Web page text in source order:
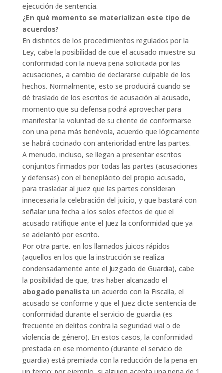
ejecución de sentencia.
¿En qué momento se materializan este tipo de
acuerdos?
En distintos de los procedimientos regulados por la
Ley, cabe la posibilidad de que el acusado muestre su
conformidad con la nueva pena solicitada por las
acusaciones, a cambio de declararse culpable de los
hechos. Normalmente, esto se producirá cuando se
dé traslado de los escritos de acusación al acusado,
momento que su defensa podrá aprovechar para
manifestar la voluntad de su cliente de conformarse
con una pena más benévola, acuerdo que lógicamente
se habrá cocinado con anterioridad entre las partes.
A menudo, incluso, se llegan a presentar escritos
conjuntos firmados por todas las partes (acusaciones
y defensas) con el beneplácito del propio acusado,
para trasladar al Juez que las partes consideran
innecesaria la celebración del juicio, y que bastará con
señalar una fecha a los solos efectos de que el
acusado ratifique ante el Juez la conformidad que ya
se adelantó por escrito.
Por otra parte, en los llamados juicos rápidos
(aquellos en los que la instrucción se realiza
condensadamente ante el Juzgado de Guardia), cabe
la posibilidad de que, tras haber alcanzado el
abogado penalista un acuerdo con la Fiscalía, el
acusado se conforme y que el Juez dicte sentencia de
conformidad durante el servicio de guardia (es
frecuente en delitos contra la seguridad vial o de
violencia de género). En estos casos, la conformidad
prestada en ese momento (durante el servicio de
guardia) está premiada con la reducción de la pena en
un tercio: por ejemplo, si alguien acepta una pena de 1